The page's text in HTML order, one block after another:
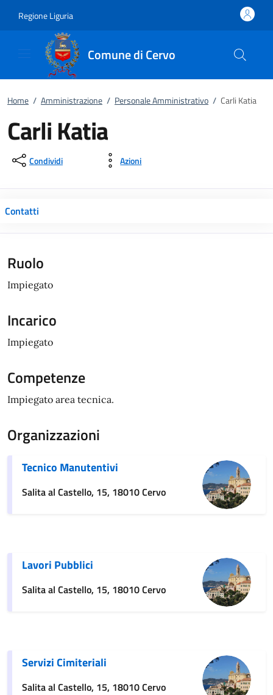
Regione Liguria
Comune di Cervo
Home / Amministrazione / Personale Amministrativo / Carli Katia
Carli Katia
Condividi Azioni
Contatti
Ruolo
Impiegato
Incarico
Impiegato
Competenze
Impiegato area tecnica.
Organizzazioni
Tecnico Manutentivi
Salita al Castello, 15, 18010 Cervo
Lavori Pubblici
Salita al Castello, 15, 18010 Cervo
Servizi Cimiteriali
Salita al Castello, 15, 18010 Cervo